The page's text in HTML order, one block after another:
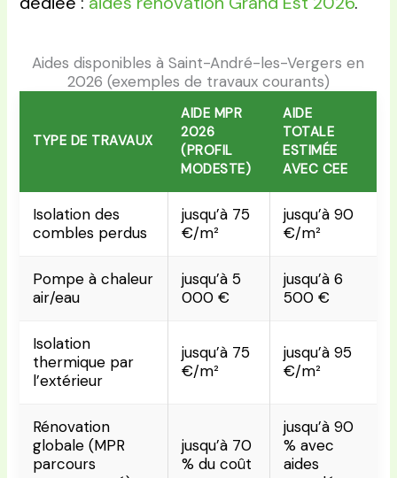
Aides disponibles à Saint-André-les-Vergers en
2026 (exemples de travaux courants)
TYPE DE TRAVAUX
AIDE MPR
2026
(PROFIL
MODESTE)
AIDE
TOTALE
ESTIMÉE
AVEC CEE
Isolation des
combles perdus
jusqu’à 75
€/m²
jusqu’à 90
€/m²
Pompe à chaleur
air/eau
jusqu’à 5
000 €
jusqu’à 6
500 €
Isolation
thermique par
l’extérieur
jusqu’à 75
€/m²
jusqu’à 95
€/m²
Rénovation
globale (MPR
parcours
jusqu’à 70
% du coût
jusqu’à 90
% avec
aides